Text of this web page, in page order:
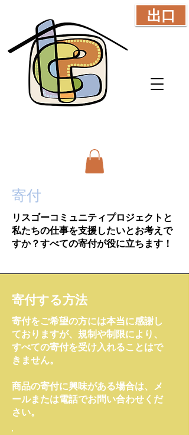
出口
寄付
リスゴーコミュニティプロジェクトと
私たちの仕事を支援したいとお考えで
すか？すべての寄付が役に立ちます！
寄付する方法
寄付をご希望の方には本当に感謝し
ておりますが、規制や制限により、
すべての寄付を受け入れることはで
きません。
商品の寄付に興味がある場合は、メ
ールまたは電話でお問い合わせくだ
さい。